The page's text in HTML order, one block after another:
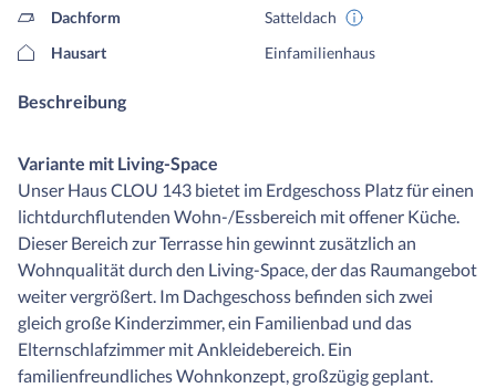
Dachform
Satteldach
Hausart
Einfamilienhaus
Beschreibung
Variante mit Living-Space
Unser Haus CLOU 143 bietet im Erdgeschoss Platz für einen
lichtdurchflutenden Wohn-/Essbereich mit offener Küche.
Dieser Bereich zur Terrasse hin gewinnt zusätzlich an
Wohnqualität durch den Living-Space, der das Raumangebot
weiter vergrößert. Im Dachgeschoss befinden sich zwei
gleich große Kinderzimmer, ein Familienbad und das
Elternschlafzimmer mit Ankleidebereich. Ein
familienfreundliches Wohnkonzept, großzügig geplant.